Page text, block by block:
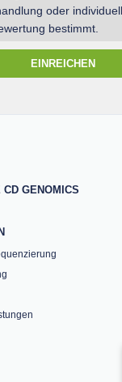
oder
bestimmt.
EINREICHEN
CD GENOMICS